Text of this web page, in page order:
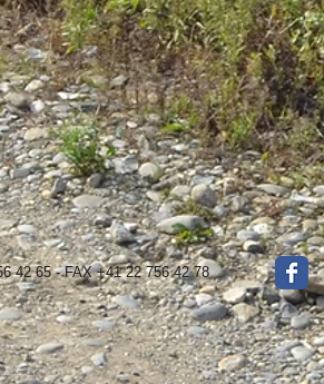
42 65 - FAX +41 22 756 42 78